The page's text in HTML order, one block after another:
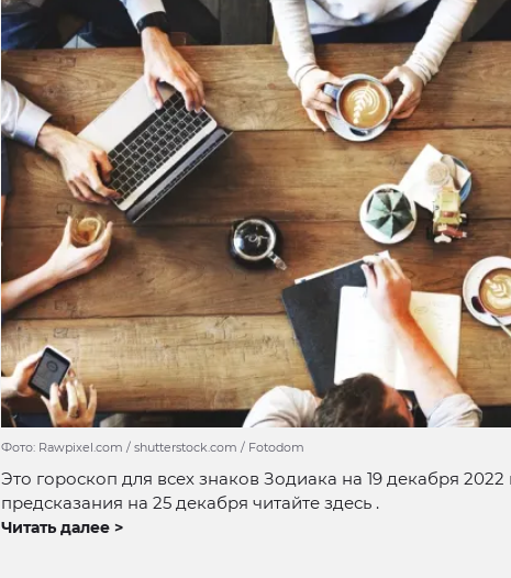
Фото: Rawpixel.com / shutterstock.com / Fotodom
Это гороскоп для всех знаков Зодиака на 19 декабря 2022
предсказания на 25 декабря читайте здесь .
Читать далее >